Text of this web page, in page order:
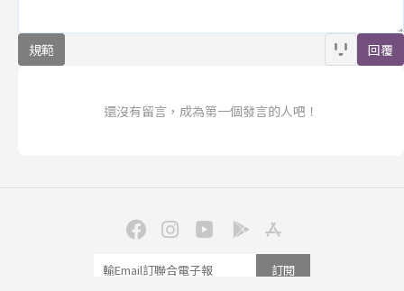
規範 回覆
還沒有留言，成為第一個發言的人吧！
訂閱